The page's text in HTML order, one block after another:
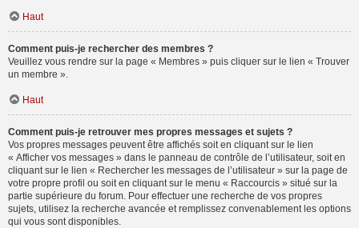
Haut
Comment puis-je rechercher des membres ?
Veuillez vous rendre sur la page « Membres » puis cliquer sur le lien « Trouver
un membre ».
Haut
Comment puis-je retrouver mes propres messages et sujets ?
Vos propres messages peuvent être affichés soit en cliquant sur le lien
« Afficher vos messages » dans le panneau de contrôle de l’utilisateur, soit en
cliquant sur le lien « Rechercher les messages de l’utilisateur » sur la page de
votre propre profil ou soit en cliquant sur le menu « Raccourcis » situé sur la
partie supérieure du forum. Pour effectuer une recherche de vos propres
sujets, utilisez la recherche avancée et remplissez convenablement les options
qui vous sont disponibles.